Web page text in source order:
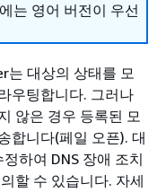
는 영어 버전이 우선
는 대상의 상태를 모
우팅합니다. 그러나
않은 경우 등록된 모
합니다(페일 오픈). 대
하여 DNS 장애 조치
할 수 있습니다. 자세